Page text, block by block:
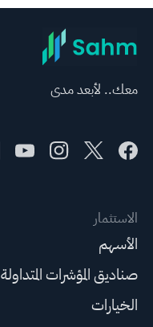
معك.. لأبعد مدى
الاستثمار
الأسهم
صناديق المؤشرات المتداولة
الخيارات